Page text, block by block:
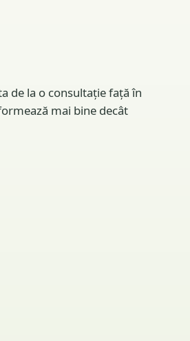
de la o consultație față în
mai bine decât